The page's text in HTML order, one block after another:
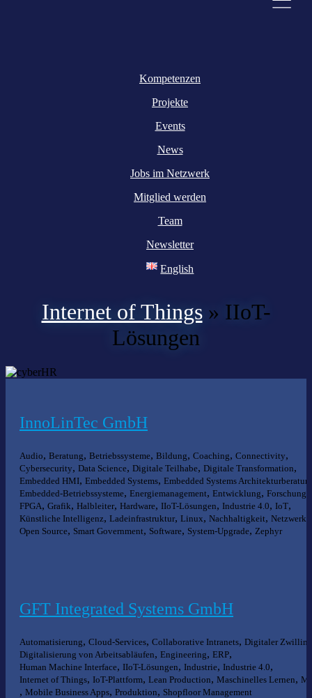
Kompetenzen
Projekte
Events
News
Jobs im Netzwerk
Mitglied werden
Team
Newsletter
English
Internet of Things» IIoT-
Lösungen
InnoLinTec GmbH
Audio, Beratung, Betriebssysteme, Bildung, Coaching, Connectivity,
Cybersecurity, Data Science, Digitale Teilhabe, Digitale Transformation,
Embedded HMI, Embedded Systems, Embedded Systems
Embedded-Betriebssysteme, Energiemanagement, Entwicklung, Forschung
FPGA, Grafik, Halbleiter, Hardware, IIoT-Lösungen, Industrie 4.0, IoT,
Künstliche Intelligenz, Ladeinfrastruktur, Linux, Nachhaltigkeit, Netzwerke
Open Source, Smart Government, Software, System-Upgrade, Zephyr
GFT Integrated Systems GmbH
Automatisierung, Cloud-Services, Collaborative Intranets, Digitaler Zwilling
Digitalisierung von Arbeitsabläufen, Engineering, ERP,
Human Machine Interface, IIoT-Lösungen, Industrie, Industrie 4.0,
Internet of Things, IoT-Plattform, Lean Production, Maschinelles Lernen,
, Mobile Business Apps, Produktion, Shopfloor Management